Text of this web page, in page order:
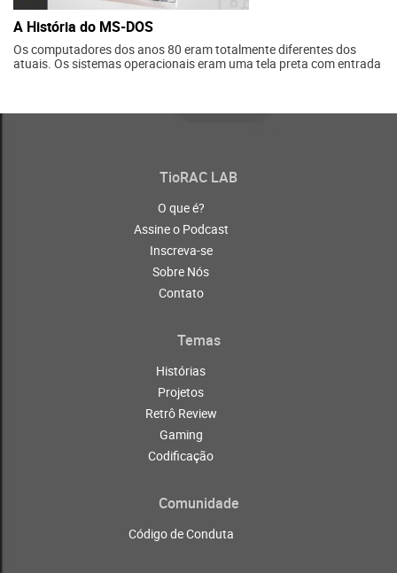
A História do MS-DOS
Os computadores dos anos 80 eram totalmente diferentes dos
atuais. Os sistemas operacionais eram uma tela preta com entrada
TioRAC LAB
O que é?
Assine o Podcast
Inscreva-se
Sobre Nós
Contato
Temas
Histórias
Projetos
Retrô Review
Gaming
Codificação
Comunidade
Código de Conduta